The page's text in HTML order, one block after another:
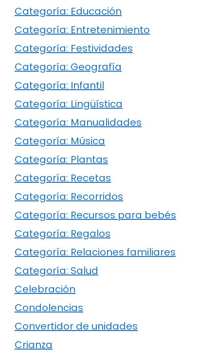
Categoría: Educación
Categoría: Entretenimiento
Categoría: Festividades
Categoría: Geografía
Categoría: Infantil
Categoría: Lingüística
Categoría: Manualidades
Categoría: Música
Categoría: Plantas
Categoría: Recetas
Categoría: Recorridos
Categoría: Recursos para bebés
Categoría: Regalos
Categoría: Relaciones familiares
Categoría: Salud
Celebración
Condolencias
Convertidor de unidades
Crianza